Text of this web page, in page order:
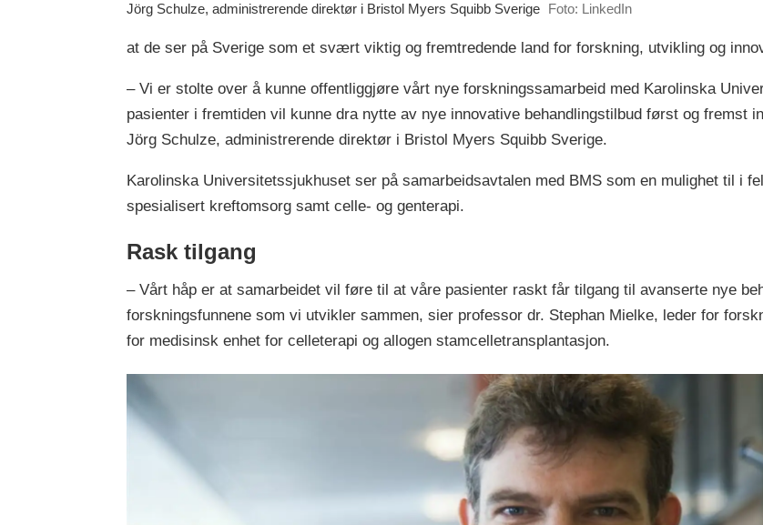
Jörg Schulze, administrerende direktør i Bristol Myers Squibb Sverige Foto: LinkedIn
at de ser på Sverige som et svært viktig og fremtredende land for forskning, utvikling og
– Vi er stolte over å kunne offentliggjøre vårt nye forskningssamarbeid med Karolinska
pasienter i fremtiden vil kunne dra nytte av nye innovative behandlingstilbud først og fremst
Jörg Schulze, administrerende direktør i Bristol Myers Squibb Sverige.
Karolinska Universitetssjukhuset ser på samarbeidsavtalen med BMS som en mulighet til i
spesialisert kreftomsorg samt celle- og genterapi.
Rask tilgang
– Vårt håp er at samarbeidet vil føre til at våre pasienter raskt får tilgang til avanserte nye
forskningsfunnene som vi utvikler sammen, sier professor dr. Stephan Mielke, leder for
for medisinsk enhet for celleterapi og allogen stamcelletransplantasjon.